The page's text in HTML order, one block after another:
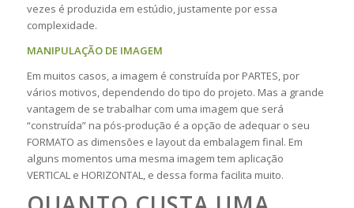
vezes é produzida em estúdio, justamente por essa
complexidade.
MANIPULAÇÃO DE IMAGEM
Em muitos casos, a imagem é construída por PARTES, por
vários motivos, dependendo do tipo do projeto. Mas a grande
vantagem de se trabalhar com uma imagem que será
“construída” na pós-produção é a opção de adequar o seu
FORMATO as dimensões e layout da embalagem final. Em
alguns momentos uma mesma imagem tem aplicação
VERTICAL e HORIZONTAL, e dessa forma facilita muito.